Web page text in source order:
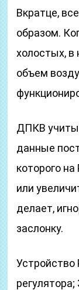
Вкратце,
образом.
холостых, в
объем
ДПКВ
данные
которого
или
делает,
заслонку.
Устройство